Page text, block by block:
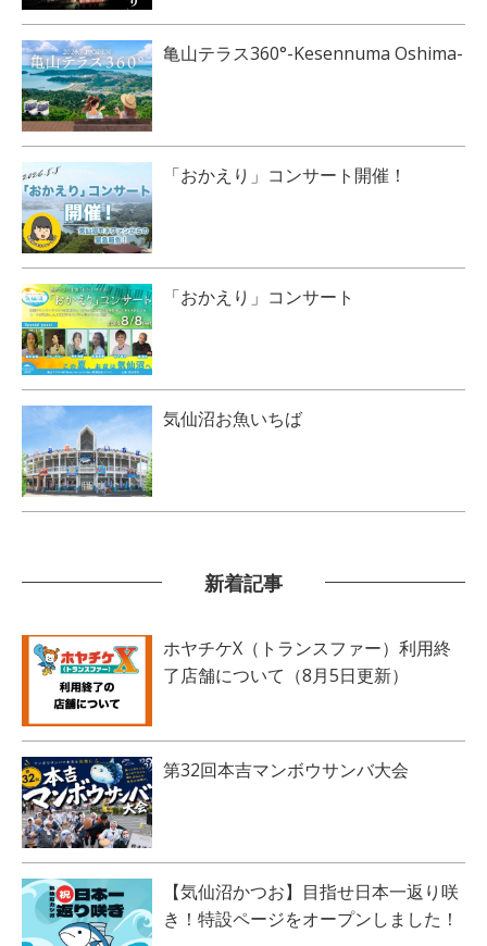
亀山テラス360°-Kesennuma Oshima-
「おかえり」コンサート開催！
「おかえり」コンサート
気仙沼お魚いちば
新着記事
ホヤチケX（トランスファー）利用終
了店舗について（8月5日更新）
第32回本吉マンボウサンバ大会
【気仙沼かつお】目指せ日本一返り咲
き！特設ページをオープンしました！